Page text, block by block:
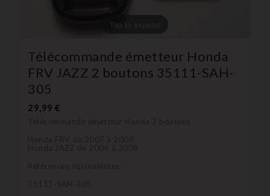
Tap to expand
Télécommande émetteur Honda
FRV JAZZ 2 boutons 35111-SAH-
305
29,99 €